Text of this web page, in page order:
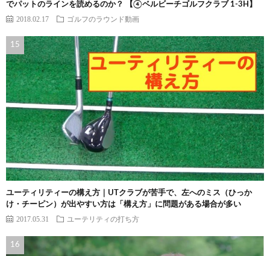
でパットのラインを読めるのか？ 【④ベルビーチゴルフクラブ 1-3H】
2018.02.17 ゴルフのラウンド動画
ユーティリティーの構え方｜UTクラブが苦手で、左へのミス（ひっか
け・チーピン）が出やすい方は「構え方」に問題がある場合が多い
2017.05.31 ユーテリティの打ち方